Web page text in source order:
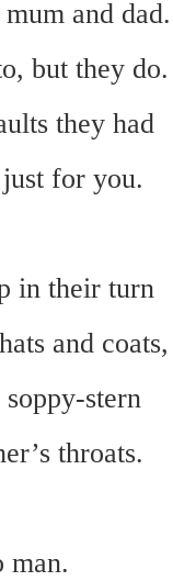
mum and
but they
they had
for you.
in their turn
and
stern
throats.
man.